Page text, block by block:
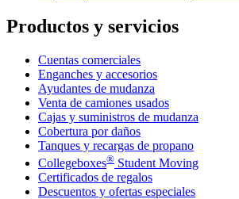
Productos y servicios
Cuentas comerciales
Enganches y accesorios
Ayudantes de mudanza
Venta de camiones usados
Cajas y suministros de mudanza
Cobertura por daños
Tanques y recargas de propano
Collegeboxes® Student Moving
Certificados de regalos
Descuentos y ofertas especiales